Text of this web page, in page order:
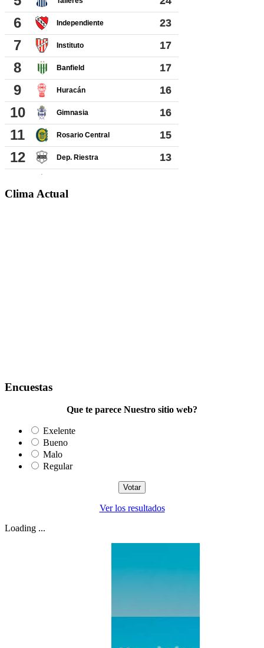
Clima Actual
Encuestas
Que te parece Nuestro sitio web?
Exelente
Bueno
Malo
Regular
Ver los resultados
Loading ...